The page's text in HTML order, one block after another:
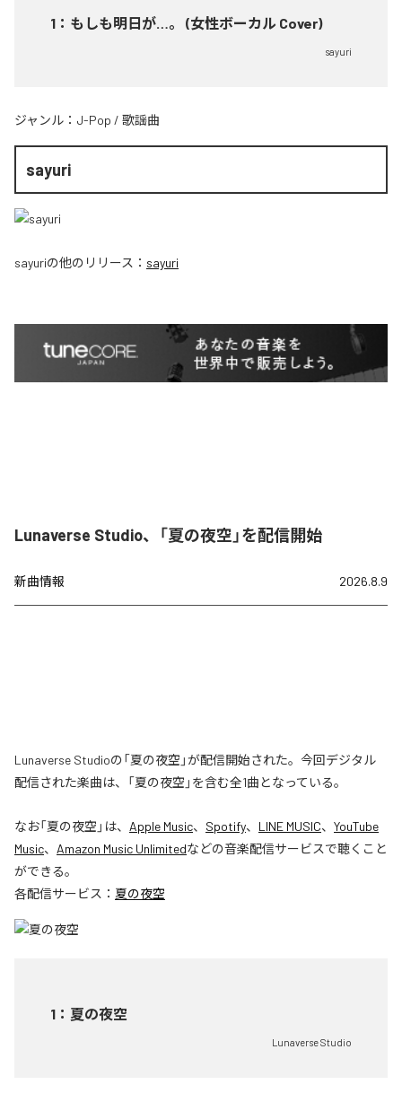
1 ： もしも明日が…。 (女性ボーカル Cover)
sayuri
ジャンル： J-Pop / 歌謡曲
sayuri
sayuriの他のリリース： sayuri
Lunaverse Studio、「夏の夜空」を配信開始
新曲情報 2026.8.9
Lunaverse Studioの「夏の夜空」が配信開始された。今回デジタル
配信された楽曲は、「夏の夜空」を含む全1曲となっている。
なお「夏の夜空 」は、 Apple Music、 Spotify、 LINE MUSIC、 YouTube
Music、 Amazon Music Unlimitedなどの音楽配信サービスで聴くこと
ができる。
各配信サービス： 夏の夜空
1 ： 夏の夜空
Lunaverse Studio